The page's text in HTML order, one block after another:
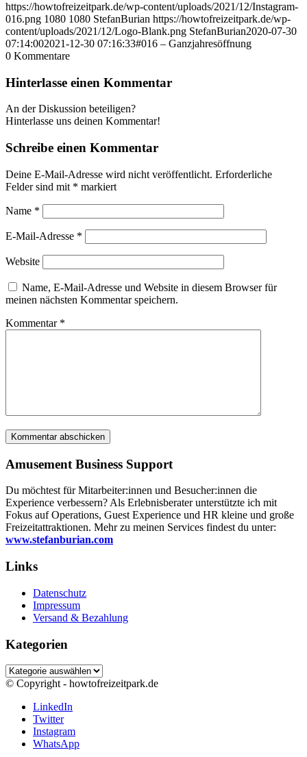
https://howtofreizeitpark.de/wp-content/uploads/2021/12/Instagram-
016.png 1080 1080 StefanBurian https://howtofreizeitpark.de/wp-
content/uploads/2021/12/Logo-Blank.png StefanBurian2020-07-30
07:14:002021-12-30 07:16:33#016 – Ganzjahresöffnung
0 Kommentare
Hinterlasse einen Kommentar
An der Diskussion beteiligen?
Hinterlasse uns deinen Kommentar!
Schreibe einen Kommentar
Deine E-Mail-Adresse wird nicht veröffentlicht. Erforderliche
Felder sind mit * markiert
Name *
E-Mail-Adresse *
Website
Name, E-Mail-Adresse und Website in diesem Browser für
meinen nächsten Kommentar speichern.
Kommentar *
Amusement Business Support
Du möchtest für Mitarbeiter:innen und Besucher:innen die
Experience verbessern? Als Erlebnisberater unterstützte ich mit
Fokus auf Operations, Guest Experience und HR kleine und große
Freizeitattraktionen. Mehr zu meinen Services findest du unter:
www.stefanburian.com
Links
Datenschutz
Impressum
Versand & Bezahlung
Kategorien
Kategorien
© Copyright - howtofreizeitpark.de
LinkedIn
Twitter
Instagram
WhatsApp